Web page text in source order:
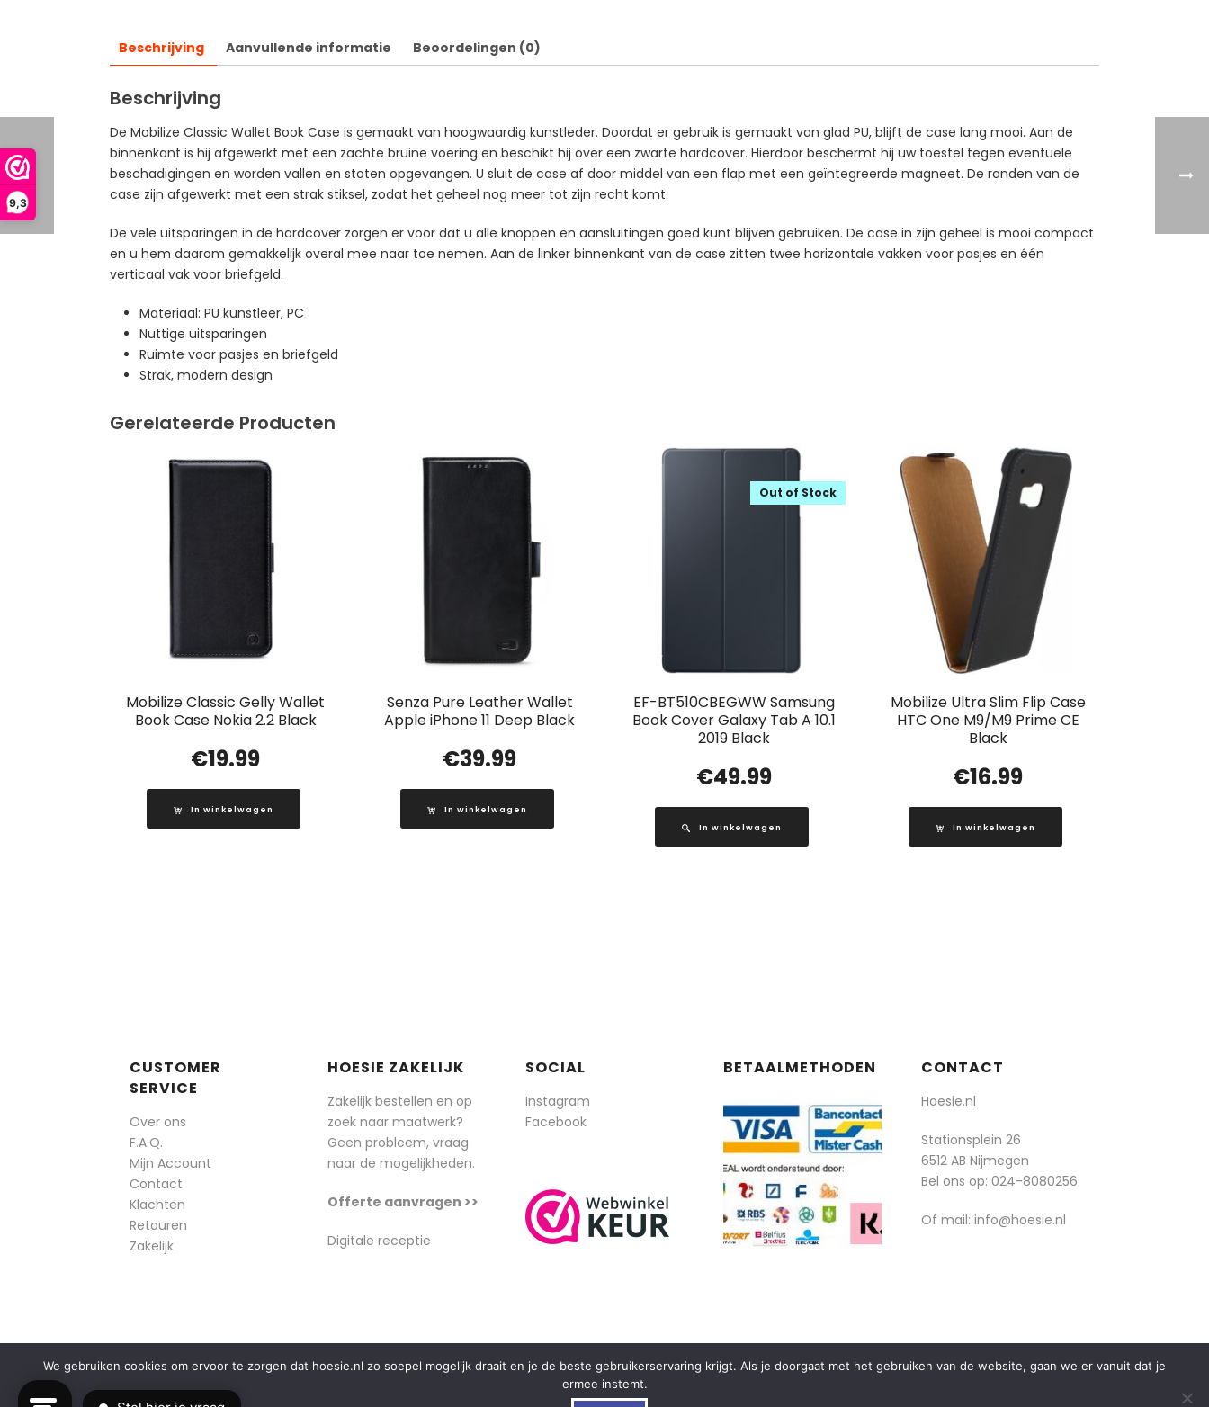
9,3
Beschrijving Aanvullende informatie Beoordelingen (0)
Beschrijving
De Mobilize Classic Wallet Book Case is gemaakt van hoogwaardig kunstleder. Doordat er gebruik is gemaakt van glad PU, blijft de case lang mooi. Aan de
binnenkant is hij afgewerkt met een zachte bruine voering en beschikt hij over een zwarte hardcover. Hierdoor beschermt hij uw toestel tegen eventuele
beschadigingen en worden vallen en stoten opgevangen. U sluit de case af door middel van een flap met een geïntegreerde magneet. De randen van de
case zijn afgewerkt met een strak stiksel, zodat het geheel nog meer tot zijn recht komt.
De vele uitsparingen in de hardcover zorgen er voor dat u alle knoppen en aansluitingen goed kunt blijven gebruiken. De case in zijn geheel is mooi compact
en u hem daarom gemakkelijk overal mee naar toe nemen. Aan de linker binnenkant van de case zitten twee horizontale vakken voor pasjes en één
verticaal vak voor briefgeld.
Materiaal: PU kunstleer, PC
Nuttige uitsparingen
Ruimte voor pasjes en briefgeld
Strak, modern design
Gerelateerde Producten
Mobilize Classic Gelly Wallet
Book Case Nokia 2.2 Black
€19.99
In winkelwagen
Senza Pure Leather Wallet
Apple iPhone 11 Deep Black
€39.99
In winkelwagen
EF-BT510CBEGWW Samsung
Book Cover Galaxy Tab A 10.1
2019 Black
Out of Stock
€49.99
In winkelwagen
Mobilize Ultra Slim Flip Case
HTC One M9/M9 Prime CE
Black
€16.99
In winkelwagen
CUSTOMER
SERVICE
Over ons
F.A.Q.
Mijn Account
Contact
Klachten
Retouren
Zakelijk
HOESIE ZAKELIJK
Zakelijk bestellen en op
zoek naar maatwerk?
Geen probleem, vraag
naar de mogelijkheden.
Offerte aanvragen >>
Digitale receptie
SOCIAL
Instagram
Facebook
BETAALMETHODEN CONTACT
Hoesie.nl
Stationsplein 26
6512 AB Nijmegen
Bel ons op: 024-8080256
Of mail: info@hoesie.nl
We gebruiken cookies om ervoor te zorgen dat hoesie.nl zo soepel mogelijk draait en je de beste gebruikerservaring krijgt. Als je doorgaat met het gebruiken van de website, gaan we er vanuit dat je
ermee instemt.